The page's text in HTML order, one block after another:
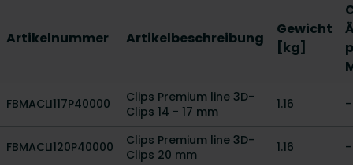
Artikelnummer Artikelbeschreibung
Gewicht
[kg]
FBMACLI117P40000
Clips Premium line 3D-
Clips 14 - 17 mm
1.16 -
FBMACLI120P40000
Clips Premium line 3D-
Clips 20 mm
1.16 -